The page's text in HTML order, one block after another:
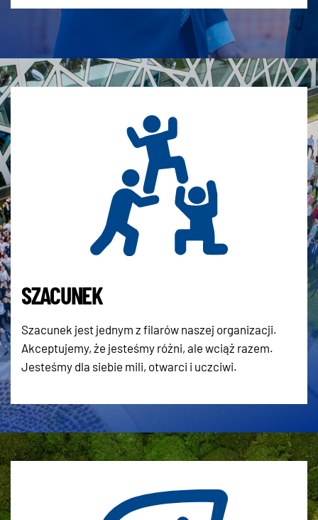
SZACUNEK
Szacunek jest jednym z filarów naszej organizacji.
Akceptujemy, że jesteśmy różni, ale wciąż razem.
Jesteśmy dla siebie mili, otwarci i uczciwi.